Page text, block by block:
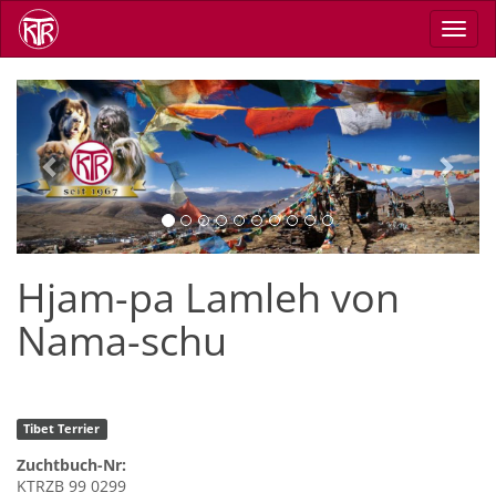
Direkt
zum
Inhalt
Previous Next
Hjam-pa Lamleh von
Nama-schu
Tibet Terrier
Zuchtbuch-Nr:
KTRZB 99 0299